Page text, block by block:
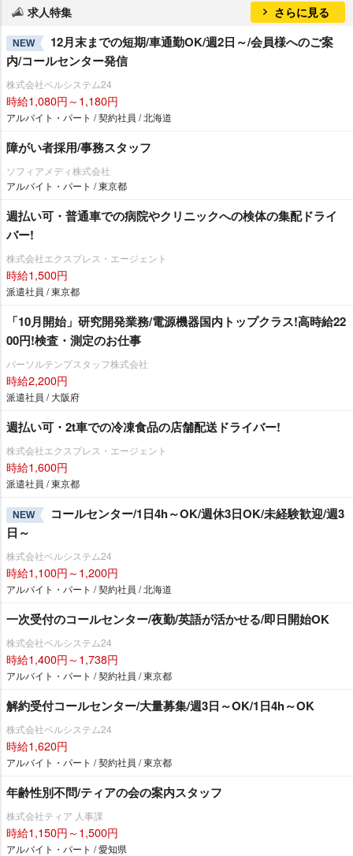
求人特集 さらに見る
NEW
12月末までの短期/車通勤OK/週2日～/会員様へのご案
内/コールセンター発信
株式会社ベルシステム24
時給1,080円～1,180円
アルバイト・パート / 契約社員 / 北海道
障がい者採用/事務スタッフ
ソフィアメディ株式会社
アルバイト・パート / 東京都
週払い可・普通車での病院やクリニックへの検体の集配ドライ
バー!
株式会社エクスプレス・エージェント
時給1,500円
派遣社員 / 東京都
「10月開始」研究開発業務/電源機器国内トップクラス!高時給22
00円!検査・測定のお仕事
パーソルテンプスタッフ株式会社
時給2,200円
派遣社員 / 大阪府
週払い可・2t車での冷凍食品の店舗配送ドライバー!
株式会社エクスプレス・エージェント
時給1,600円
派遣社員 / 東京都
NEW
コールセンター/1日4h～OK/週休3日OK/未経験歓迎/週3
日～
株式会社ベルシステム24
時給1,100円～1,200円
アルバイト・パート / 契約社員 / 北海道
一次受付のコールセンター/夜勤/英語が活かせる/即日開始OK
株式会社ベルシステム24
時給1,400円～1,738円
アルバイト・パート / 契約社員 / 東京都
解約受付コールセンター/大量募集/週3日～OK/1日4h～OK
株式会社ベルシステム24
時給1,620円
アルバイト・パート / 契約社員 / 東京都
年齢性別不問/ティアの会の案内スタッフ
株式会社ティア 人事課
時給1,150円～1,500円
アルバイト・パート / 愛知県